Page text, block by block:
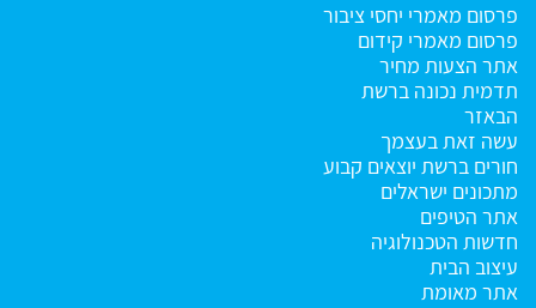
פרסום מאמרי יחסי ציבור
פרסום מאמרי קידום
אתר הצעות מחיר
תדמית נכונה ברשת
הבאזר
עשה זאת בעצמך
חורים ברשת יוצאים קבוע
מתכונים ישראלים
אתר הטיפים
חדשות הטכנולוגיה
עיצוב הבית
אתר מאומת